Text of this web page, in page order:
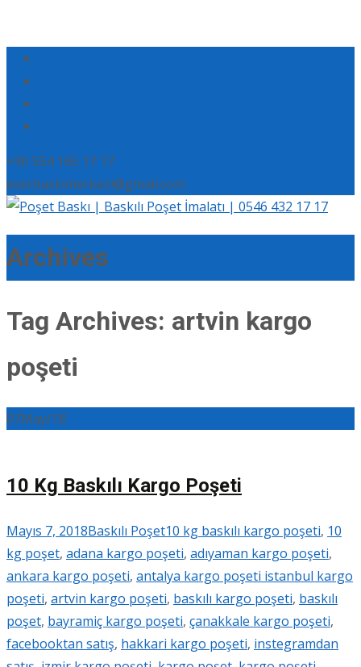
+90 554 165 17 17
eserbaskimerkezi@gmail.com
Archives
Tag Archives: artvin kargo
poşeti
07May/18
10 Kg Baskılı Kargo Poşeti
Mayıs 7, 2018Baskılı Poşet10 kg baskılı kargo poşeti, 10
kg poşet, adana kargo poşeti, adıyaman kargo poşeti,
ankara kargo poşeti, antalya kargo poşeti istanbul kargo
poşeti, artvin kargo poşeti, baskılı kargo poşeti, baskılı
poşet, bayramiç kargo poşeti, çanakkale kargo poşeti,
facebooktan satış, hakkari kargo poşeti, instegramdan